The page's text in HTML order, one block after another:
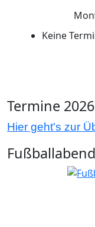
Keine
Termine 2026
Hier geht's zur